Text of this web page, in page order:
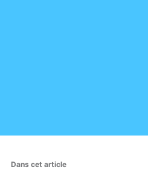
Dans cet article